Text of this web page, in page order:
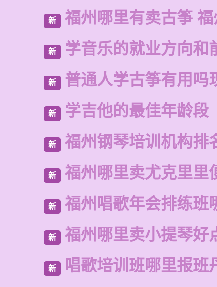
新 福州哪里有卖古筝
新 学音乐的就业方向和
新 普通人学古筝有用吗
新 学吉他的最佳年龄段
新 福州钢琴培训机构排
新 福州哪里卖尤克里里
新 福州唱歌年会排练班
新 福州哪里卖小提琴好
新 唱歌培训班哪里报班